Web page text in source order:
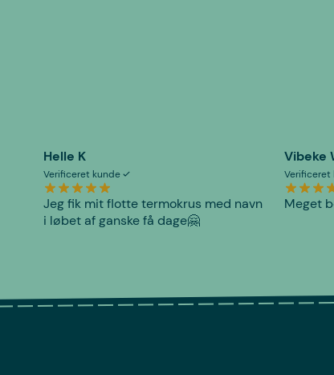
Helle K
Verificeret kunde
Jeg fik mit flotte termokrus med navn
i løbet af ganske få dage🤗
Vibeke
Meget